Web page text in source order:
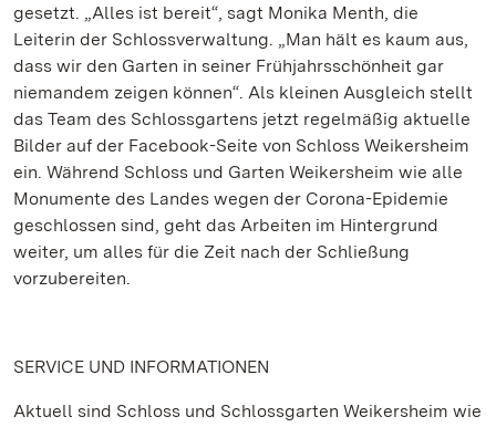
gesetzt. „Alles ist bereit“, sagt Monika Menth, die
Leiterin der Schlossverwaltung. „Man hält es kaum aus,
dass wir den Garten in seiner Frühjahrsschönheit gar
niemandem zeigen können“. Als kleinen Ausgleich stellt
das Team des Schlossgartens jetzt regelmäßig aktuelle
Bilder auf der Facebook-Seite von Schloss Weikersheim
ein. Während Schloss und Garten Weikersheim wie alle
Monumente des Landes wegen der Corona-Epidemie
geschlossen sind, geht das Arbeiten im Hintergrund
weiter, um alles für die Zeit nach der Schließung
vorzubereiten.
SERVICE UND INFORMATIONEN
Aktuell sind Schloss und Schlossgarten Weikersheim wie